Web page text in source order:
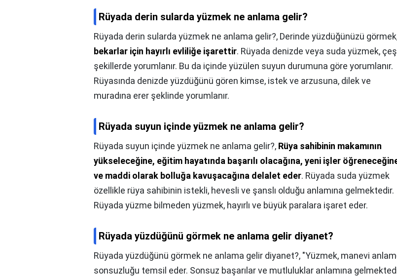
Rüyada derin sularda yüzmek ne anlama gelir?
Rüyada derin sularda yüzmek ne anlama gelir?, Derinde yüzdüğünüzü
bekarlar için hayırlı evliliğe işarettir. Rüyada denizde veya suda yüzmek,
şekillerde yorumlanır. Bu da içinde yüzülen suyun durumuna göre yorumlanır.
Rüyasında denizde yüzdüğünü gören kimse, istek ve arzusuna, dilek ve
muradına erer şeklinde yorumlanır.
Rüyada suyun içinde yüzmek ne anlama gelir?
Rüyada suyun içinde yüzmek ne anlama gelir?, Rüya sahibinin makamının
yükseleceğine, eğitim hayatında başarılı olacağına, yeni işler
ve maddi olarak bolluğa kavuşacağına delalet eder. Rüyada suda yüzmek
özellikle rüya sahibinin istekli, hevesli ve şanslı olduğu anlamına gelmektedir.
Rüyada yüzme bilmeden yüzmek, hayırlı ve büyük paralara işaret eder.
Rüyada yüzdüğünü görmek ne anlama gelir diyanet?
Rüyada yüzdüğünü görmek ne anlama gelir diyanet?, "Yüzmek, manevi
sonsuzluğu temsil eder. Sonsuz başarılar ve mutluluklar anlamına